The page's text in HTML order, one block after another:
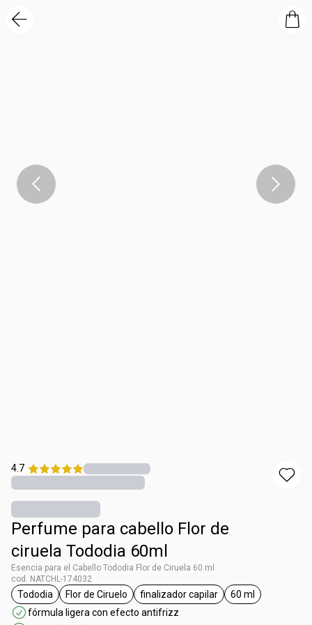
4.7
Perfume para cabello Flor de
ciruela Tododia 60ml
Esencia para el Cabello Tododia Flor de Ciruela 60 ml
cod. NATCHL-174032
general.tag Tododia
Tododia
general.tag Flor de Ciruelo
Flor de Ciruelo
general.tag finalizador capilar
finalizador capilar
general.tag 60
60 ml
fórmula ligera con efecto antifrizz